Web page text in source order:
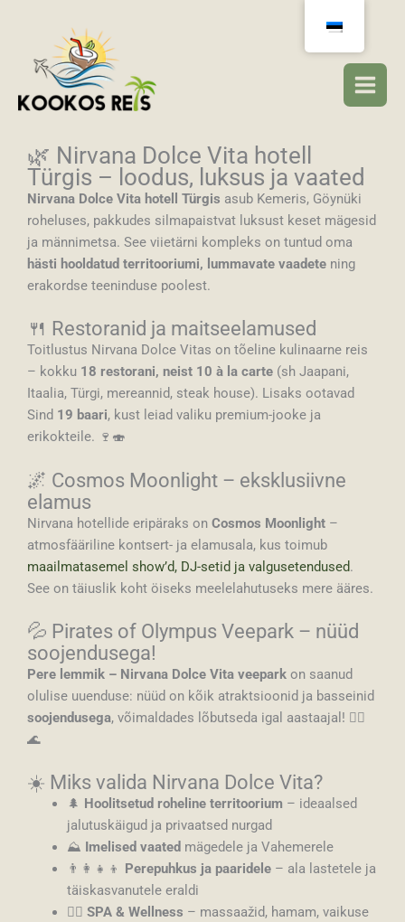
🌿 Nirvana Dolce Vita hotell
Türgis – loodus, luksus ja vaated
Nirvana Dolce Vita hotell Türgis asub Kemeris, Göynüki
roheluses, pakkudes silmapaistvat luksust keset mägesid
ja männimetsa. See viietärni kompleks on tuntud oma
hästi hooldatud territooriumi, lummavate vaadete ning
erakordse teeninduse poolest.
🍴 Restoranid ja maitseelamused
Toitlustus Nirvana Dolce Vitas on tõeline kulinaarne reis
– kokku 18 restorani, neist 10 à la carte (sh Jaapani,
Itaalia, Türgi, mereannid, steak house). Lisaks ootavad
Sind 19 baari, kust leiad valiku premium-jooke ja
erikokteile. 🍷🍣
🌌 Cosmos Moonlight – eksklusiivne
elamus
Nirvana hotellide eripäraks on Cosmos Moonlight –
atmosfääriline kontsert- ja elamusala, kus toimub
maailmatasemel show’d, DJ-setid ja valgusetendused.
See on täiuslik koht öiseks meelelahutuseks mere ääres.
💦 Pirates of Olympus Veepark – nüüd
soojendusega!
Pere lemmik – Nirvana Dolce Vita veepark on saanud
olulise uuenduse: nüüd on kõik atraktsioonid ja basseinid
soojendusega, võimaldades lõbutseda igal aastaajal! 🏴‍☠️
🌊
☀️ Miks valida Nirvana Dolce Vita?
🌲 Hoolitsetud roheline territoorium – ideaalsed
jalutuskäigud ja privaatsed nurgad
⛰ Imelised vaated mägedele ja Vahemerele
👨‍👩‍👧‍👦
Perepuhkus ja paaridele– ala lastetele ja
täiskasvanutele eraldi
💆‍♀️ SPA & Wellness – massaažid, hamam, vaikuse